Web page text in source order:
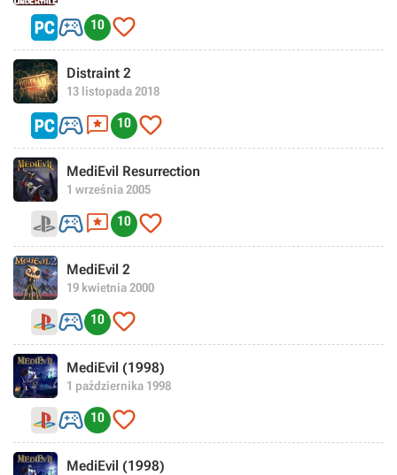
 10 
Distraint 2
13 listopada 2018
 10 
MediEvil Resurrection
1 września 2005
 10 
MediEvil 2
19 kwietnia 2000
 10 
MediEvil (1998)
1 października 1998
 10 
MediEvil (1998)